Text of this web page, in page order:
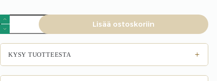
VENTO
G-
25/72
yläkaappi
määrä
Lisää ostoskoriin
KYSY TUOTTEESTA +